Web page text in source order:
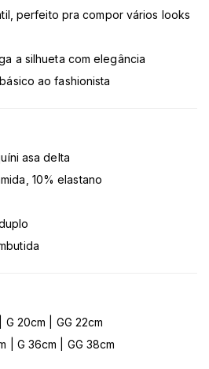
perfeito pra compor vários looks
a silhueta com elegância
ao fashionista
asa delta
10% elastano
G 20cm | GG 22cm
| G 36cm | GG 38cm